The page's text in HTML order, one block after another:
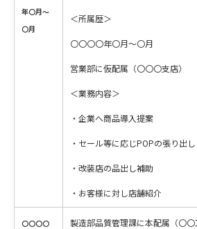
年〇月～
〇月
＜所属歴＞
〇〇〇〇年〇月～〇月
営業部に仮配属（〇〇〇支店）
＜業務内容＞
・企業へ商品導入提案
・セール等に応じPOPの張り出し
・改装店の品出し補助
・お客様に対し店舗紹介
〇〇〇〇
製造部品質管理課に本配属（〇〇